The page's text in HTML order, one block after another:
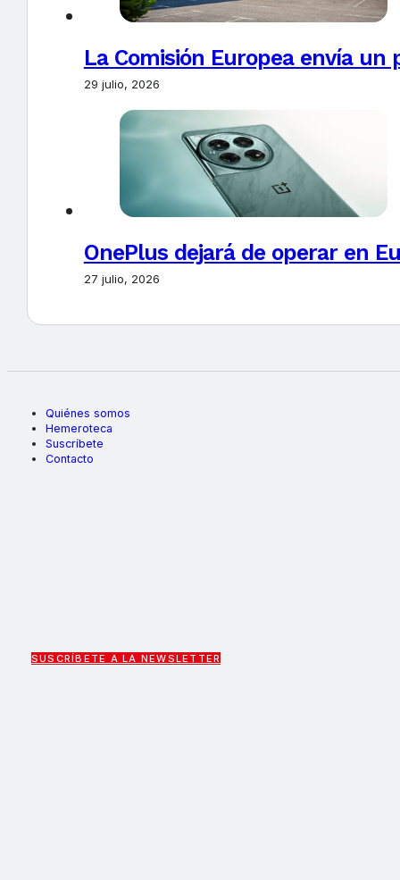
La Comisión Europea envía un
29 julio, 2026
OnePlus dejará de operar en
27 julio, 2026
Quiénes somos
Hemeroteca
Suscríbete
Contacto
SUSCRÍBETE A LA NEWSLETTER